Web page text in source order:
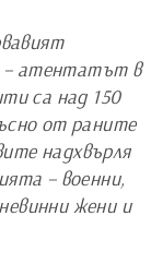
– атентатът в
са над 150
от раните
надхвърля
– военни,
жени и